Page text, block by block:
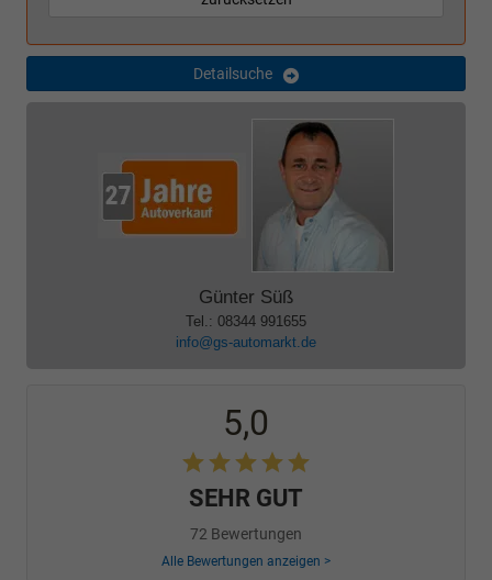
Detailsuche
Günter Süß
Tel.: 08344 991655
info@gs-automarkt.de
5,0
SEHR GUT
72 Bewertungen
Alle Bewertungen anzeigen >